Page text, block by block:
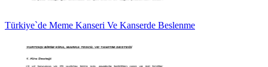
Türkiye`de Meme Kanseri Ve Kanserde Beslenme